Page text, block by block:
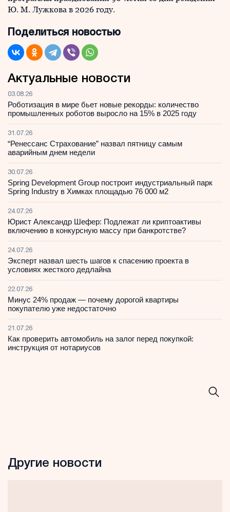
Ю. М. Лужкова в 2026 году.
Поделиться новостью
Актуальные новости
03.08.26
Роботизация в мире бьет новые рекорды: количество
промышленных роботов выросло на 15% в 2025 году
31.07.26
“Ренессанс Страхование” назвал пятницу самым
аварийным днем недели
30.07.26
Spring Development Group построит индустриальный парк
Spring Industry в Химках площадью 76 000 м2
24.07.26
Юрист Александр Шефер: Подлежат ли криптоактивы
включению в конкурсную массу при банкротстве?
24.07.26
Эксперт назвал шесть шагов к спасению проекта в
условиях жесткого дедлайна
22.07.26
Минус 24% продаж — почему дорогой квартиры
покупателю уже недостаточно
21.07.26
Как проверить автомобиль на залог перед покупкой:
инструкция от нотариусов
Другие новости